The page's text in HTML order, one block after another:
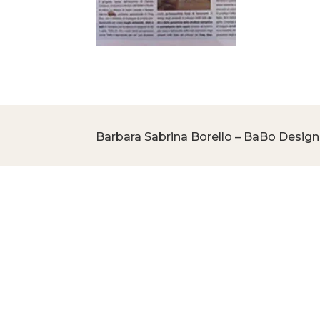
Barbara Sabrina Borello – BaBo